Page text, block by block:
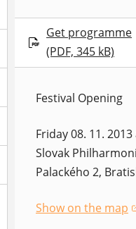
Get programme
(PDF, 345 kB)
Festival Opening
Friday 08. 11.
Slovak
Palackého 2,
Show on the map
(opens in a new